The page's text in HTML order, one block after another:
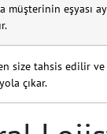
müşterinin eşyası
size tahsis edilir ve
çıkar.